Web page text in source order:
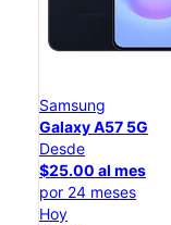
Samsung
Galaxy A57 5G
Desde
$25.00 al mes
por 24 meses
Hoy